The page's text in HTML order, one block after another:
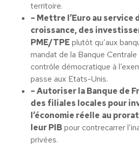
territoire.
– Mettre l’Euro au service
croissance, des
PME/TPEplutôt qu’aux
mandat de la Banque
contrôle démocratique à
passe aux Etats-Unis.
– Autoriser la Banque de
des filiales locales pour
l’économie réelle au
leur PIBpour contrecarrer
privées.